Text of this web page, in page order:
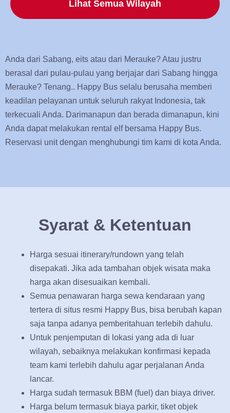
Lihat Semua Wilayah
Anda dari Sabang, eits atau dari Merauke? Atau justru
berasal dari pulau-pulau yang berjajar dari Sabang hingga
Merauke? Tenang.. Happy Bus selalu berusaha memberi
keadilan pelayanan untuk seluruh rakyat Indonesia, tak
terkecuali Anda. Darimanapun dan berada dimanapun, kini
Anda dapat melakukan rental elf bersama Happy Bus.
Reservasi unit dengan menghubungi tim kami di kota Anda.
Syarat & Ketentuan
Harga sesuai itinerary/rundown yang telah
disepakati. Jika ada tambahan objek wisata maka
harga akan disesuaikan kembali.
Semua penawaran harga sewa kendaraan yang
tertera di situs resmi Happy Bus, bisa berubah kapan
saja tanpa adanya pemberitahuan terlebih dahulu.
Untuk penjemputan di lokasi yang ada di luar
wilayah, sebaiknya melakukan konfirmasi kepada
team kami terlebih dahulu agar perjalanan Anda
lancar.
Harga sudah termasuk BBM (fuel) dan biaya driver.
Harga belum termasuk biaya parkir, tiket objek